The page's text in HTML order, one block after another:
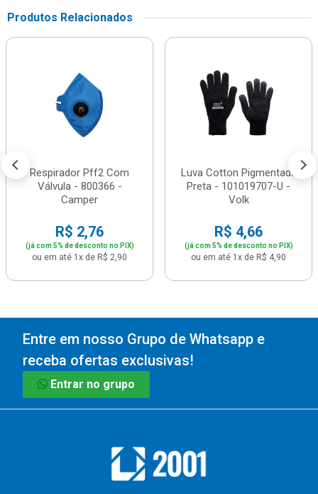
Produtos Relacionados
Respirador Pff2 Com
Válvula - 800366 -
Camper
R$ 2,76
(já com 5% de desconto no PIX)
ou em até 1x de R$ 2,90
Luva Cotton Pigmentada
Preta - 101019707-U -
Volk
R$ 4,66
(já com 5% de desconto no PIX)
ou em até 1x de R$ 4,90
Entre em nosso Grupo de Whatsapp e
receba ofertas exclusivas!
Entrar no grupo